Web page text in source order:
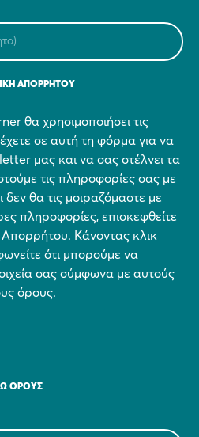
ΑΠΟΡΡΗΤΟΥ
θα χρησιμοποιήσει τις
σε αυτή τη φόρμα για να
μας και να σας στέλνει τα
τις πληροφορίες σας με
δεν θα τις μοιραζόμαστε με
πληροφορίες, επισκεφθείτε
Απορρήτου. Κάνοντας κλικ
ότι μπορούμε να
σας σύμφωνα με αυτούς
όρους.
ΌΡΟΥΣ